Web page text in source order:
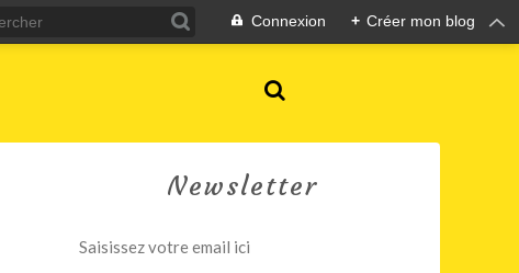
Connexion + Créer mon blog
Newsletter